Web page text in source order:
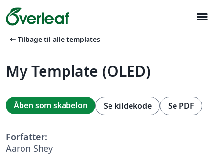
menu
arrow_left_alt Tilbage til alle templates
My Template (OLED)
Åben som skabelon Se kildekode Se PDF
Forfatter:
Aaron Shey